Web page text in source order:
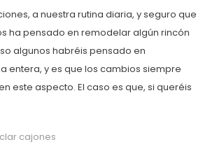
a nuestra rutina diaria, y seguro que
ha pensado en remodelar algún rincón
algunos habréis pensado en
entera, y es que los cambios siempre
este aspecto. El caso es que, si queréis
cajones